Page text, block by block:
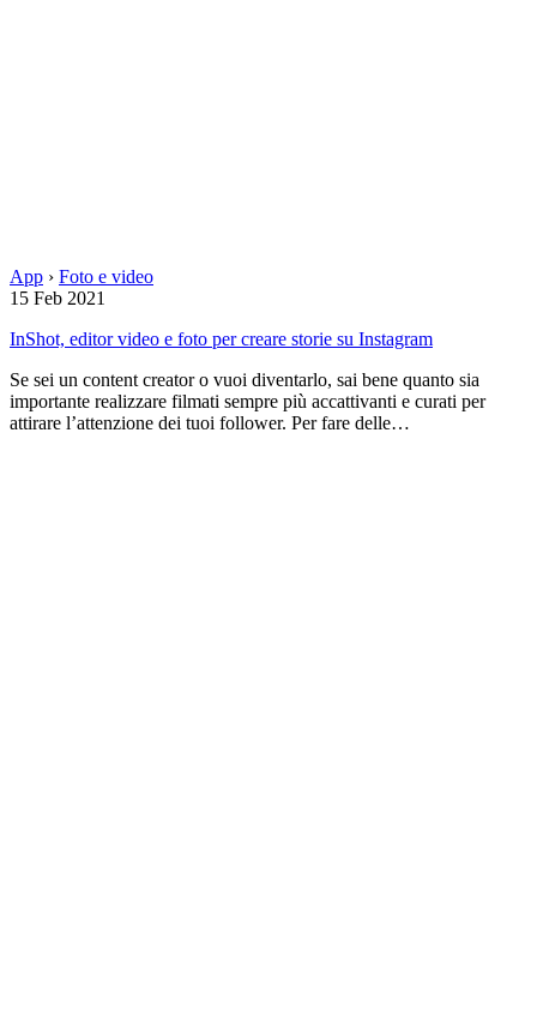
App › Foto e video
15 Feb 2021
InShot, editor video e foto per creare storie su Instagram
Se sei un content creator o vuoi diventarlo, sai bene quanto sia
importante realizzare filmati sempre più accattivanti e curati per
attirare l’attenzione dei tuoi follower. Per fare delle…